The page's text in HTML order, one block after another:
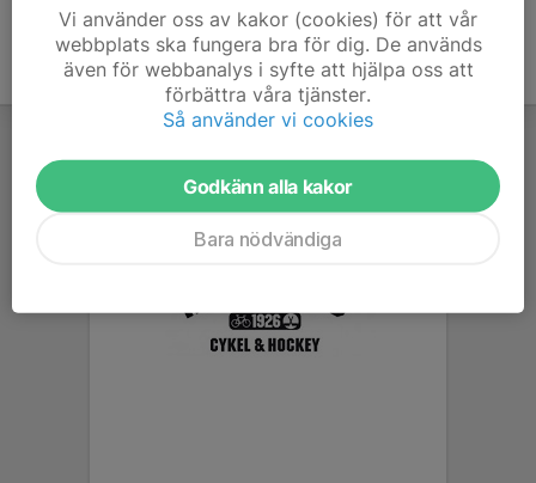
Vi använder oss av kakor (cookies) för att vår
webbplats ska fungera bra för dig. De används
även för webbanalys i syfte att hjälpa oss att
förbättra våra tjänster.
Så använder vi cookies
Godkänn alla kakor
Bara nödvändiga